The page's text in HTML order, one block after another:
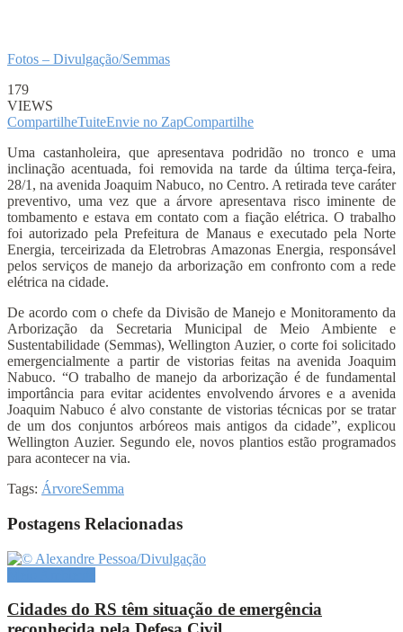
Fotos – Divulgação/Semmas
179
VIEWS
CompartilheTuiteEnvie no ZapCompartilhe
Uma castanholeira, que apresentava podridão no tronco e uma
inclinação acentuada, foi removida na tarde da última terça-feira,
28/1, na avenida Joaquim Nabuco, no Centro. A retirada teve caráter
preventivo, uma vez que a árvore apresentava risco iminente de
tombamento e estava em contato com a fiação elétrica. O trabalho
foi autorizado pela Prefeitura de Manaus e executado pela Norte
Energia, terceirizada da Eletrobras Amazonas Energia, responsável
pelos serviços de manejo da arborização em confronto com a rede
elétrica na cidade.
De acordo com o chefe da Divisão de Manejo e Monitoramento da
Arborização da Secretaria Municipal de Meio Ambiente e
Sustentabilidade (Semmas), Wellington Auzier, o corte foi solicitado
emergencialmente a partir de vistorias feitas na avenida Joaquim
Nabuco. “O trabalho de manejo da arborização é de fundamental
importância para evitar acidentes envolvendo árvores e a avenida
Joaquim Nabuco é alvo constante de vistorias técnicas por se tratar
de um dos conjuntos arbóreos mais antigos da cidade”, explicou
Wellington Auzier. Segundo ele, novos plantios estão programados
para acontecer na via.
Tags: ÁrvoreSemma
Postagens Relacionadas
Cidades do RS têm situação de emergência